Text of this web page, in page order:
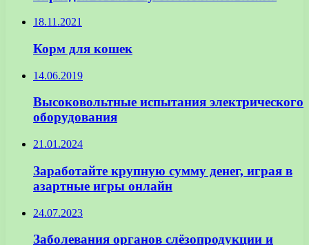
18.11.2021
Корм для кошек
14.06.2019
Высоковольтные испытания электрического
оборудования
21.01.2024
Заработайте крупную сумму денег, играя в
азартные игры онлайн
24.07.2023
Заболевания органов слёзопродукции и